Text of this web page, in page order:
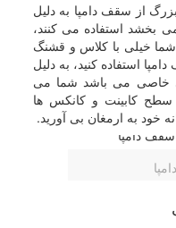
از سقف دامپا به دلیل
بخشد استفاده می کنند،
شما خیلی با کلاس و قشنگ
استفاده کنید، به دلیل
خاصی می باشد شما می
سطح کابینت و کانکس ها
خود به ارمغان بی آورید.